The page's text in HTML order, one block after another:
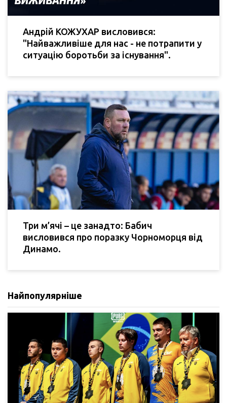
Андрій КОЖУХАР висловився:
"Найважливіше для нас - не потрапити у
ситуацію боротьби за існування".
Три м’ячі – це занадто: Бабич
висловився про поразку Чорноморця від
Динамо.
Найпопулярніше